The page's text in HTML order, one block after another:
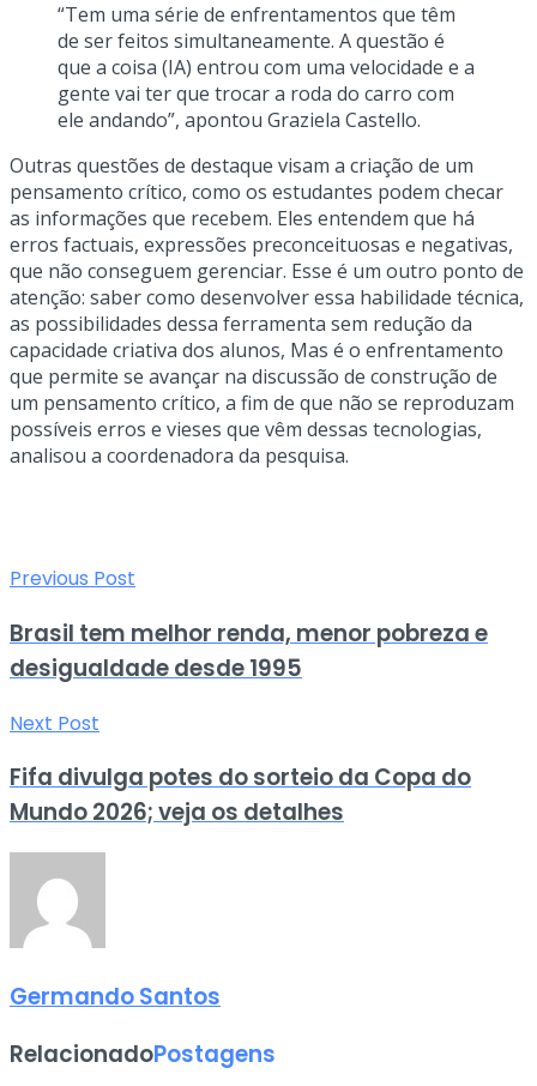
“Tem uma série de enfrentamentos que têm
de ser feitos simultaneamente. A questão é
que a coisa (IA) entrou com uma velocidade e a
gente vai ter que trocar a roda do carro com
ele andando”, apontou Graziela Castello.
Outras questões de destaque visam a criação de um
pensamento crítico, como os estudantes podem checar
as informações que recebem. Eles entendem que há
erros factuais, expressões preconceituosas e negativas,
que não conseguem gerenciar. Esse é um outro ponto de
atenção: saber como desenvolver essa habilidade técnica,
as possibilidades dessa ferramenta sem redução da
capacidade criativa dos alunos, Mas é o enfrentamento
que permite se avançar na discussão de construção de
um pensamento crítico, a fim de que não se reproduzam
possíveis erros e vieses que vêm dessas tecnologias,
analisou a coordenadora da pesquisa.
Previous Post
Brasil tem melhor renda, menor pobreza e
desigualdade desde 1995
Next Post
Fifa divulga potes do sorteio da Copa do
Mundo 2026; veja os detalhes
Germando Santos
RelacionadoPostagens